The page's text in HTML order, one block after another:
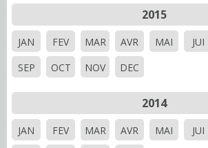
2015
JAN FEV MAR AVR MAI JUI
SEP
OCT NOV DEC
2014
JAN FEV MAR AVR MAI JUI